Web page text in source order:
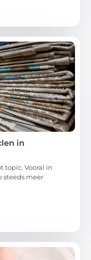
in
topic. Vooral in
steeds meer